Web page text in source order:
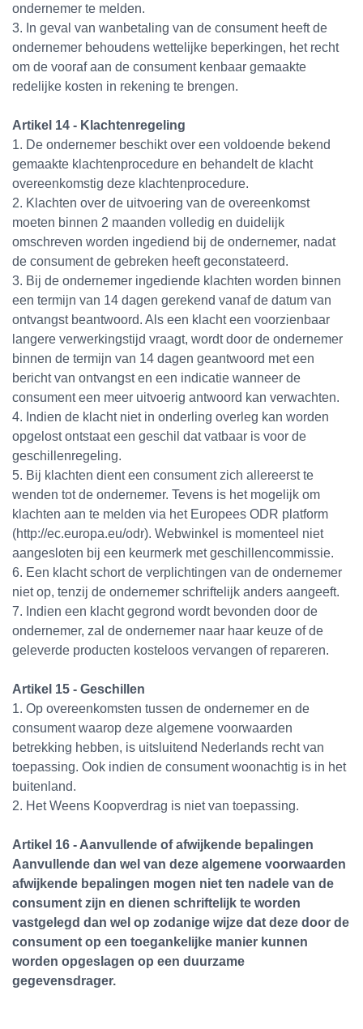
ondernemer te melden.
3. In geval van wanbetaling van de consument heeft de
ondernemer behoudens wettelijke beperkingen, het recht
om de vooraf aan de consument kenbaar gemaakte
redelijke kosten in rekening te brengen.
Artikel 14 - Klachtenregeling
1. De ondernemer beschikt over een voldoende bekend
gemaakte klachtenprocedure en behandelt de klacht
overeenkomstig deze klachtenprocedure.
2. Klachten over de uitvoering van de overeenkomst
moeten binnen 2 maanden volledig en duidelijk
omschreven worden ingediend bij de ondernemer, nadat
de consument de gebreken heeft geconstateerd.
3. Bij de ondernemer ingediende klachten worden binnen
een termijn van 14 dagen gerekend vanaf de datum van
ontvangst beantwoord. Als een klacht een voorzienbaar
langere verwerkingstijd vraagt, wordt door de ondernemer
binnen de termijn van 14 dagen geantwoord met een
bericht van ontvangst en een indicatie wanneer de
consument een meer uitvoerig antwoord kan verwachten.
4. Indien de klacht niet in onderling overleg kan worden
opgelost ontstaat een geschil dat vatbaar is voor de
geschillenregeling.
5. Bij klachten dient een consument zich allereerst te
wenden tot de ondernemer. Tevens is het mogelijk om
klachten aan te melden via het Europees ODR platform
(http://ec.europa.eu/odr). Webwinkel is momenteel niet
aangesloten bij een keurmerk met geschillencommissie.
6. Een klacht schort de verplichtingen van de ondernemer
niet op, tenzij de ondernemer schriftelijk anders aangeeft.
7. Indien een klacht gegrond wordt bevonden door de
ondernemer, zal de ondernemer naar haar keuze of de
geleverde producten kosteloos vervangen of repareren.
Artikel 15 - Geschillen
1. Op overeenkomsten tussen de ondernemer en de
consument waarop deze algemene voorwaarden
betrekking hebben, is uitsluitend Nederlands recht van
toepassing. Ook indien de consument woonachtig is in het
buitenland.
2. Het Weens Koopverdrag is niet van toepassing.
Artikel 16 - Aanvullende of afwijkende bepalingen
Aanvullende dan wel van deze algemene voorwaarden
afwijkende bepalingen mogen niet ten nadele van de
consument zijn en dienen schriftelijk te worden
vastgelegd dan wel op zodanige wijze dat deze door de
consument op een toegankelijke manier kunnen
worden opgeslagen op een duurzame
gegevensdrager.